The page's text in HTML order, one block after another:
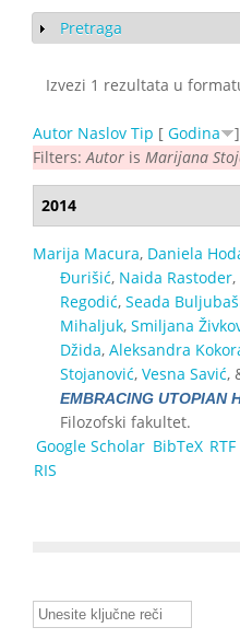
Show
Pretraga
Izvezi 1 rezultata u
Autor Naslov Tip [ Godina
]
Filters: Autor is Marijana
2014
Marija Macura, Daniela
Đurišić, Naida Rastoder,
Regodić, Seada
Mihaljuk, Smiljana
Džida, Aleksandra
Stojanović, Vesna Savić,
EMBRACING UTOPIAN
Filozofski fakultet.
Google Scholar BibTeX RTF
RIS
Unesite ključne reči